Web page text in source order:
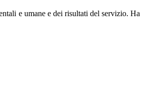
e umane e dei risultati del servizio. Ha